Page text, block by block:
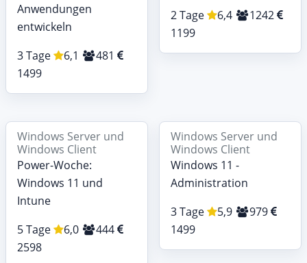
Anwendungen
entwickeln
3 Tage
6,1
481
1499
2 Tage
6,4
1242
1199
Windows Server und
Windows Client
Power-Woche:
Windows 11 und
Intune
5 Tage
6,0
444
2598
Windows Server und
Windows Client
Windows 11 -
Administration
3 Tage
5,9
979
1499